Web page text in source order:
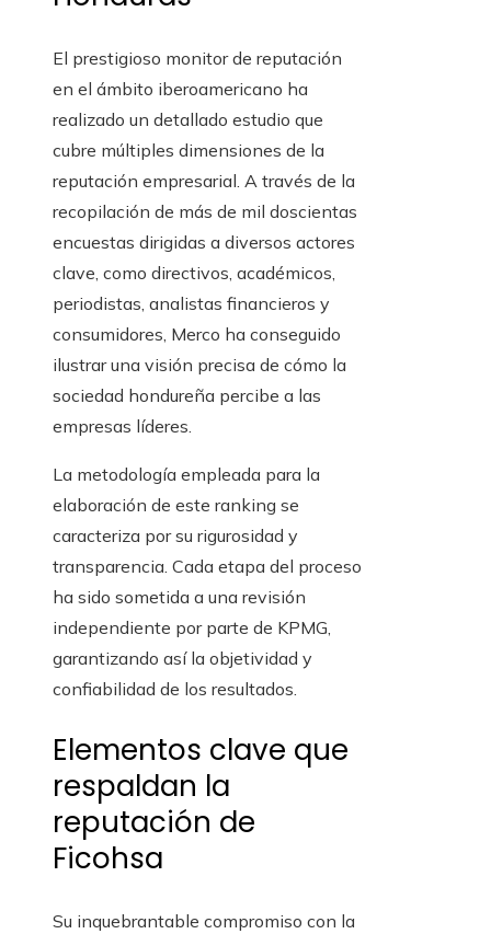
El prestigioso monitor de reputación
en el ámbito iberoamericano ha
realizado un detallado estudio que
cubre múltiples dimensiones de la
reputación empresarial. A través de la
recopilación de más de mil doscientas
encuestas dirigidas a diversos actores
clave, como directivos, académicos,
periodistas, analistas financieros y
consumidores, Merco ha conseguido
ilustrar una visión precisa de cómo la
sociedad hondureña percibe a las
empresas líderes.
La metodología empleada para la
elaboración de este ranking se
caracteriza por su rigurosidad y
transparencia. Cada etapa del proceso
ha sido sometida a una revisión
independiente por parte de KPMG,
garantizando así la objetividad y
confiabilidad de los resultados.
Elementos clave que
respaldan la
reputación de
Ficohsa
Su inquebrantable compromiso con la